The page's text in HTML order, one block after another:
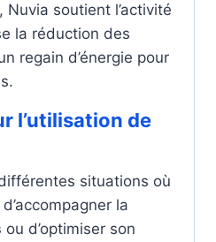
soutient l’activité
la réduction des
regain d’énergie pour
l’utilisation de
situations où
la
ou d’optimiser son